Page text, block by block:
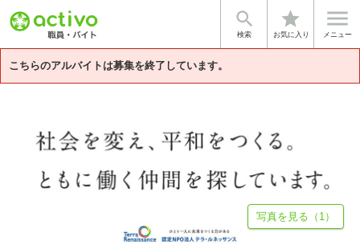

検索
star
お気に入り

メニュー
こちらのアルバイトは募集を終了しています。
基本情報 募集詳細 法人情報
写真を見る（1）